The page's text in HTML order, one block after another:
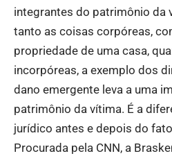
integrantes do patrimônio da
tanto as coisas corpóreas,
propriedade de uma casa,
incorpóreas, a exemplo dos
dano emergente leva a uma
patrimônio da vítima. É a
jurídico antes e depois do
Procurada pela CNN, a